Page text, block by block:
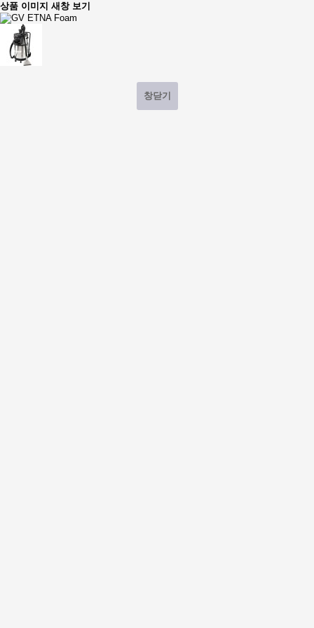
상품 이미지 새창 보기
창닫기